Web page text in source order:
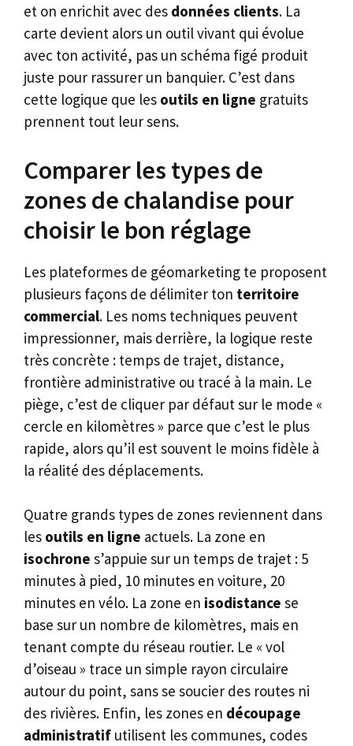
et on enrichit avec des données clients. La
carte devient alors un outil vivant qui évolue
avec ton activité, pas un schéma figé produit
juste pour rassurer un banquier. C’est dans
cette logique que les outils en ligne gratuits
prennent tout leur sens.
Comparer les types de
zones de chalandise pour
choisir le bon réglage
Les plateformes de géomarketing te proposent
plusieurs façons de délimiter ton territoire
commercial. Les noms techniques peuvent
impressionner, mais derrière, la logique reste
très concrète : temps de trajet, distance,
frontière administrative ou tracé à la main. Le
piège, c’est de cliquer par défaut sur le mode «
cercle en kilomètres » parce que c’est le plus
rapide, alors qu’il est souvent le moins fidèle à
la réalité des déplacements.
Quatre grands types de zones reviennent dans
les outils en ligne actuels. La zone en
isochrone s’appuie sur un temps de trajet : 5
minutes à pied, 10 minutes en voiture, 20
minutes en vélo. La zone en isodistance se
base sur un nombre de kilomètres, mais en
tenant compte du réseau routier. Le « vol
d’oiseau » trace un simple rayon circulaire
autour du point, sans se soucier des routes ni
des rivières. Enfin, les zones en découpage
administratif utilisent les communes, codes